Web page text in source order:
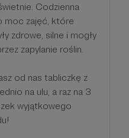
Codzienna
moc zajęć, które
zdrowe, silne i mogły
zapylanie roślin.
od nas tabliczkę z
na ulu, a raz na 3
wyjątkowego